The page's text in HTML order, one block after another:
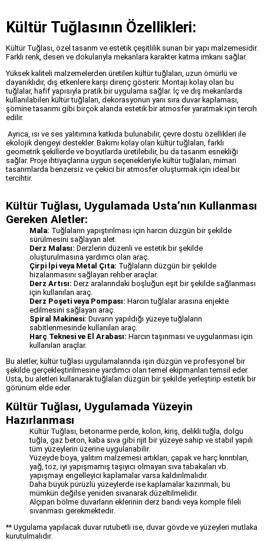
Kültür Tuğlasının Özellikleri:
Kültür Tuğlası, özel tasarım ve estetik çeşitlilik sunan bir yapı malzemesidir.
Farklı renk, desen ve dokularıyla mekanlara karakter katma imkanı sağlar.
Yüksek kaliteli malzemelerden üretilen kültür tuğlaları, uzun ömürlü ve
dayanıklıdır, dış etkenlere karşı direnç gösterir. Montajı kolay olan bu
tuğlalar, hafif yapısıyla pratik bir uygulama sağlar. İç ve dış mekanlarda
kullanılabilen kültür tuğlaları, dekorasyonun yanı sıra duvar kaplaması,
şömine tasarımı gibi birçok alanda estetik bir atmosfer yaratmak için tercih
edilir.
Ayrıca, ısı ve ses yalıtımına katkıda bulunabilir, çevre dostu özellikleri ile
ekolojik dengeyi destekler. Bakımı kolay olan kültür tuğlaları, farklı
geometrik şekillerde ve boyutlarda üretilebilir, bu da tasarım esnekliği
sağlar. Proje ihtiyaçlarına uygun seçenekleriyle kültür tuğlaları, mimari
tasarımlarda benzersiz ve çekici bir atmosfer oluşturmak için ideal bir
tercihtir.
Kültür Tuğlası, Uygulamada Usta’nın Kullanması
Gereken Aletler:
Mala: Tuğlaların yapıştırılması için harcın düzgün bir şekilde
sürülmesini sağlayan alet.
Derz Malası: Derzlerin düzenli ve estetik bir şekilde
oluşturulmasına yardımcı olan araç.
Çirpi İpi veya Metal Çıta: Tuğlaların düzgün bir şekilde
hizalanmasını sağlayan rehber araçlar.
Derz Artısı: Derz aralarındaki boşluğun eşit bir şekilde sağlanması
için kullanılan araç.
Derz Poşeti veya Pompası: Harcın tuğlalar arasına enjekte
edilmesini sağlayan araç.
Spiral Makinesi: Duvarın yapıldığı yüzeye tuğlaların
sabitlenmesinde kullanılan araç.
Harç Teknesi ve El Arabası: Harcın taşınması ve uygulanması için
kullanılan araçlar.
Bu aletler, kültür tuğlası uygulamalarında işin düzgün ve profesyonel bir
şekilde gerçekleştirilmesine yardımcı olan temel ekipmanları temsil eder.
Usta, bu aletleri kullanarak tuğlaları düzgün bir şekilde yerleştirip estetik bir
görünüm elde eder.
Kültür Tuğlası, Uygulamada Yüzeyin
Hazırlanması
Kültür Tuğlası, betonarme perde, kolon, kiriş, delikli tuğla, dolgu
tuğla, gaz beton, kaba sıva gibi rijit bir yüzeye sahip ve stabil yapılı
tüm yüzeylerin üzerine uygulanabilir.
Yüzeyde boya, yalıtım malzemesi artıkları, çapak ve harç kırıntıları,
yağ, toz, iyi yapışmamış taşıyıcı olmayan sıva tabakaları vb.
yapışmayı engelleyici kaplamalar varsa kaldırılmalıdır.
Daha büyük pürüzlü yüzeylerde ise kaplamalar kazınmalı, bu
mümkün değilse yeniden sıvanarak düzeltilmelidir.
Alçıpan bölme duvarların eklerinin derz bandı veya komple fileli
sıvanması gerekmektedir.
** Uygulama yapılacak duvar rutubetli ise, duvar gövde ve yüzeyleri mutlaka
kurutulmalıdır.